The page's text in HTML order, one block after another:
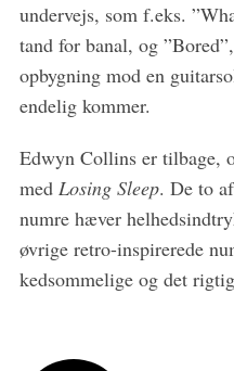
undervejs, som f.eks.
tand for banal, og
opbygning mod en
endelig kommer.
Edwyn Collins er tilbage,
med Losing Sleep. De to
numre hæver
øvrige retro-inspirerede
kedsommelige og det